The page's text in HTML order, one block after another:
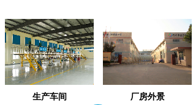
生产车间 厂房外景